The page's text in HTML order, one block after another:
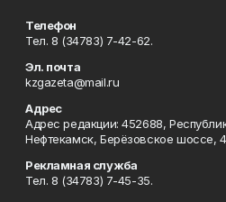
Телефон
Тел. 8 (34783) 7-42-62.
Эл. почта
kzgazeta@mail.ru
Адрес
Адрес редакции: 452688,
Нефтекамск, Берёзовское шоссе,
Рекламная служба
Тел. 8 (34783) 7-45-35.